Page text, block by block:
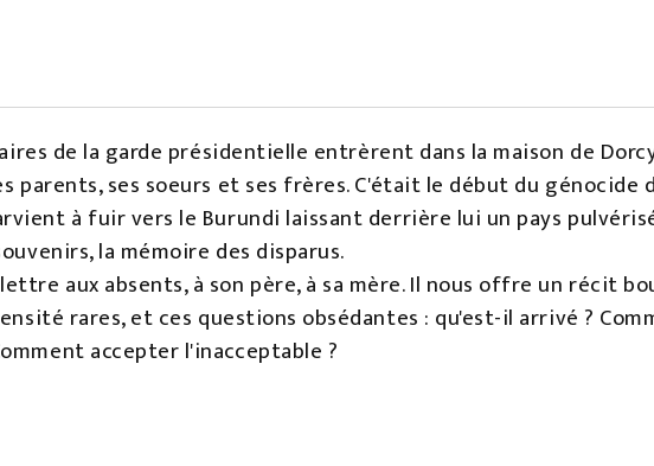
de la garde présidentielle entrèrent dans la maison de
parents, ses soeurs et ses frères. C'était le début du génocide
à fuir vers le Burundi laissant derrière lui un pays
la mémoire des disparus.
aux absents, à son père, à sa mère. Il nous offre un récit
rares, et ces questions obsédantes : qu'est-il arrivé ?
accepter l'inacceptable ?